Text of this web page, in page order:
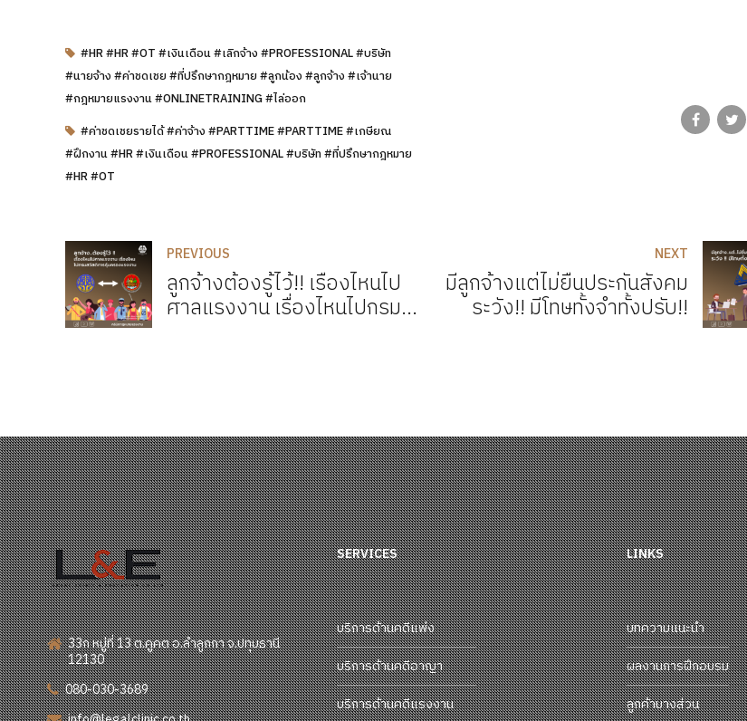
#HR #HR #OT #เงินเดือน #เลิกจ้าง #PROFESSIONAL #บริษัท
#นายจ้าง #ค่าชดเชย #ที่ปรึกษากฎหมาย #ลูกน้อง #ลูกจ้าง #เจ้านาย
#กฎหมายแรงงาน #ONLINETRAINING #ไล่ออก
#ค่าชดเชยรายได้ #ค่าจ้าง #PARTTIME #PARTTIME #เกษียณ
#ฝึกงาน #HR #เงินเดือน #PROFESSIONAL #บริษัท #ที่ปรึกษากฎหมาย
#HR #OT
PREVIOUS
ลูกจ้างต้องรู้ไว้!! เรื่องไหนไป
ศาลแรงงาน เรื่องไหนไปกรม
NEXT
มีลูกจ้างแต่ไม่ยื่นประกันสังคม
ระวัง!! มีโทษทั้งจำทั้งปรับ!!
33ก หมู่ที่ 13 ต.คูคต อ.ลำลูกกา จ.ปทุมธานี
12130
080-030-3689
SERVICES
บริการด้านคดีแพ่ง
บริการด้านคดีอาญา
บริการด้านคดีแรงงาน
LINKS
บทความแนะนำ
ผลงานการฝึกอบรม
ลูกค้าบางส่วน